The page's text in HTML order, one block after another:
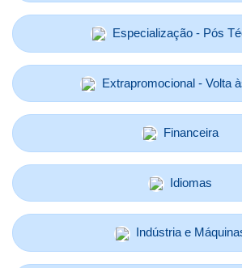
Especialização - Pós
Extrapromocional - Volta
Financeira
Idiomas
Indústria e